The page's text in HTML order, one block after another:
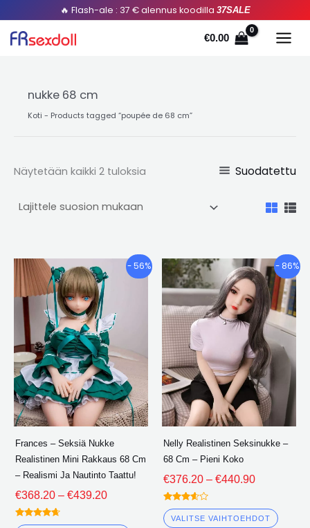
🔥 Flash-ale : 37 € alennus koodilla 37SALE
€0.00
nukke 68 cm
Koti - Products tagged “poupée de 68 cm”
Näytetään kaikki 2 tuloksia
Lajiteltu
suosion
mukaan
Suodatettu
- 56%
Frances – Seksiä Nukke
Realistinen Mini Rakkaus 68 Cm
– Realismi Ja Nautinto Taattu!
€368.20 – €439.20
Hintaluokka:
€368.20
Arvioitu
Tällä
tuotteella
variantteja.
Vaihtoehdot
voidaan
valita
tuotesivulle
- 86%
Nelly Realistinen Seksinukke –
68 Cm – Pieni Koko
€376.20 – €440.90
€376.20
kautta
€440.90
Arvioitu
3.50
ulos 5
VALITSE VAIHTOEHDOT
Tällä
on
useita
valita